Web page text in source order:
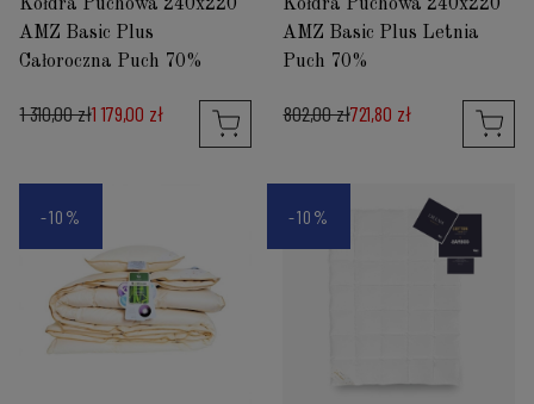
Kołdra Puchowa 240x220
AMZ Basic Plus
Całoroczna Puch 70%
1 310,00 zł1 179,00 zł
Kołdra Puchowa 240x220
AMZ Basic Plus Letnia
Puch 70%
802,00 zł721,80 zł
-10% -10%